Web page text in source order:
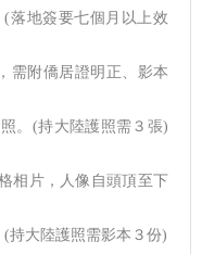
落地簽要七個月以上效
需附僑居證明正、影本
。(持大陸護照需３張)
相片，人像自頭頂至下
持大陸護照需影本３份)